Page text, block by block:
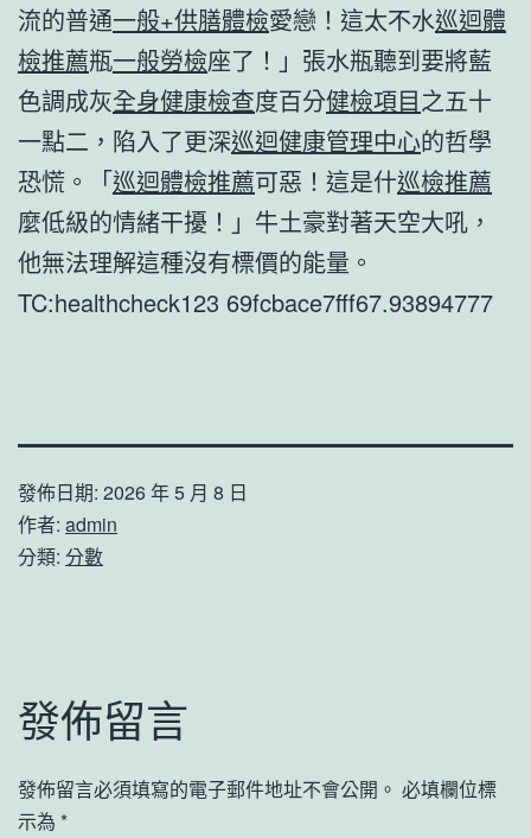
流的普通一般+供膳體檢愛戀！這太不水巡迴體
檢推薦瓶一般勞檢座了！」張水瓶聽到要將藍
色調成灰全身健康檢查度百分健檢項目之五十
一點二，陷入了更深巡迴健康管理中心的哲學
恐慌。「巡迴體檢推薦可惡！這是什巡檢推薦
麼低級的情緒干擾！」牛土豪對著天空大吼，
他無法理解這種沒有標價的能量。
TC:healthcheck123 69fcbace7fff67.93894777
發佈日期: 2026 年 5 月 8 日
作者: admin
分類: 分數
發佈留言
發佈留言必須填寫的電子郵件地址不會公開。 必填欄位標
示為 *